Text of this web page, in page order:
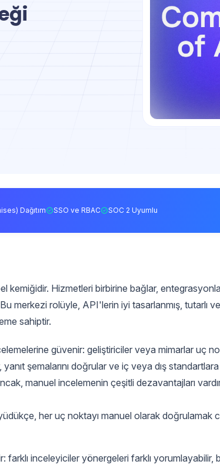
Dağıtım SSO ve RBAC SOC 2 Uyumlu
kemiğidir. Hizmetleri birbirine bağlar,
Bu merkezi rolüyle, API'lerin iyi tasarlanmış, tutarlı
sahiptir.
güvenir: geliştiriciler veya mimarlar uç
yanıt şemalarını doğrular ve iç veya dış
manuel incelemenin çeşitli dezavantajları
her uç noktayı manuel olarak doğrulamak
farklı inceleyiciler yönergeleri farklı yorumlayabilir,